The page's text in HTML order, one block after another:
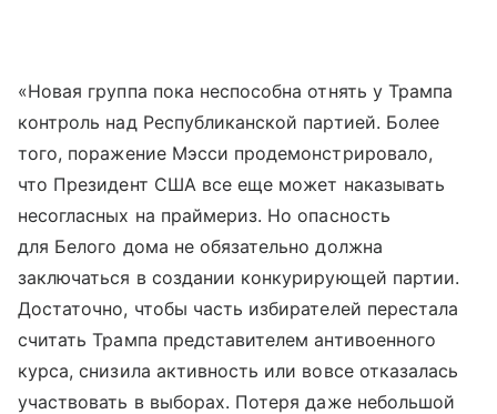
«Новая группа пока неспособна отнять у Трампа
контроль над Республиканской партией. Более
того, поражение Мэсси продемонстрировало,
что Президент США все еще может наказывать
несогласных на праймериз. Но опасность
для Белого дома не обязательно должна
заключаться в создании конкурирующей партии.
Достаточно, чтобы часть избирателей перестала
считать Трампа представителем антивоенного
курса, снизила активность или вовсе отказалась
участвовать в выборах. Потеря даже небольшой